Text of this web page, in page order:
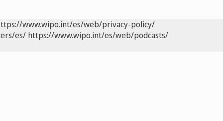
www.wipo.int/es/web/privacy-policy/
es/ https://www.wipo.int/es/web/podcasts/